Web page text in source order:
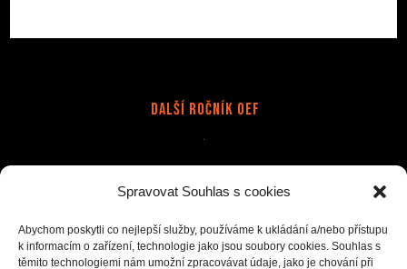
Spravovat Souhlas s cookies
Abychom poskytli co nejlepší služby, používáme k ukládání a/nebo přístupu
k informacím o zařízení, technologie jako jsou soubory cookies. Souhlas s
těmito technologiemi nám umožní zpracovávat údaje, jako je chování při
Další Ročník OEF
Obchodní podmínkyOchrana osobních údajů(GDPR)
ReklamaceTisk na přání